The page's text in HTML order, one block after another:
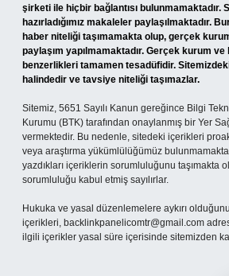
şirketi ile hiçbir bağlantısı bulunmamaktadır.
hazırladığımız makaleler paylaşılmaktadır.
haber niteliği taşımamakta olup, gerçek
paylaşım yapılmamaktadır. Gerçek kurum
benzerlikleri tamamen tesadüfidir.
halindedir ve tavsiye niteliği taşımazlar.
Sitemiz, 5651 Sayılı Kanun gereğince Bilgi
Kurumu (BTK) tarafından onaylanmış bir Yer
vermektedir. Bu nedenle, sitedeki içerikleri
veya araştırma yükümlülüğümüz
yazdıkları içeriklerin sorumluluğunu taşımakta
sorumluluğu kabul etmiş sayılırlar.
Hukuka ve yasal düzenlemelere aykırı
içerikleri, backlinkpanelicomtr@gmail.com
ilgili içerikler yasal süre içerisinde sitemizden